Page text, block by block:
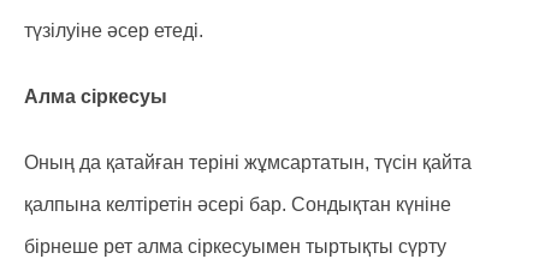
түзілуіне әсер етеді.
Алма сіркесуы
Оның да қатайған теріні жұмсартатын, түсін қайта
қалпына келтіретін әсері бар. Сондықтан күніне
бірнеше рет алма сіркесуымен тыртықты сүрту